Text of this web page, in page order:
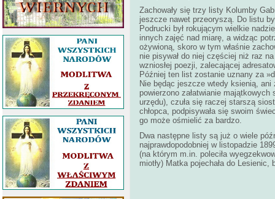
Zachowały się trzy listy Kolumby
jeszcze nawet przeoryszą. Do listu
Podrucki był rokującym wielkie
innych zajęć nad miarę, a widząc
ożywioną, skoro w tym właśnie
nie pisywał do niej częściej niż raz
wzniosłej poezji, zalecającej
Później ten list zostanie uznany za
Nie będąc jeszcze wtedy ksienią,
powierzono załatwianie
urzędu), czuła się raczej starszą
chłopca, podpisywała się swoim
go może ośmielić za bardzo.
Dwa następne listy są już o wiele
najprawdopodobniej w listopadzie
(na którym m.in. poleciła
miotły) Matka pojechała do